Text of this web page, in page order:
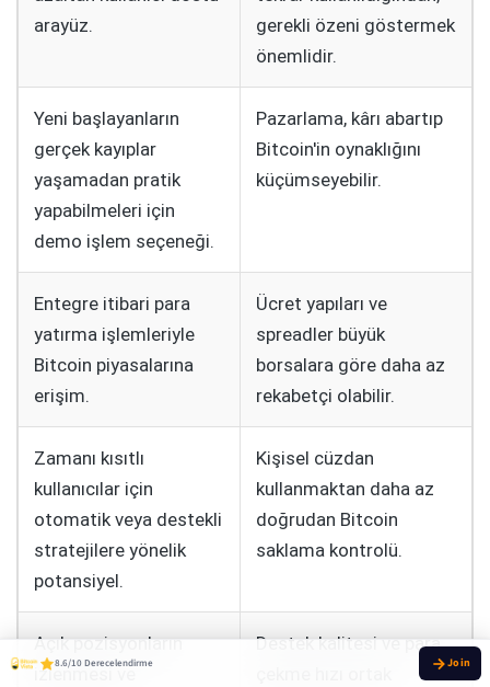
arayüz.
gerekli özeni göstermek
önemlidir.
Yeni başlayanların
gerçek kayıplar
yaşamadan pratik
yapabilmeleri için
demo işlem seçeneği.
Pazarlama, kârı abartıp
Bitcoin'in oynaklığını
küçümseyebilir.
Entegre itibari para
yatırma işlemleriyle
Bitcoin piyasalarına
erişim.
Ücret yapıları ve
spreadler büyük
borsalara göre daha az
rekabetçi olabilir.
Zamanı kısıtlı
kullanıcılar için
otomatik veya destekli
stratejilere yönelik
potansiyel.
Kişisel cüzdan
kullanmaktan daha az
doğrudan Bitcoin
saklama kontrolü.
Açık pozisyonların
izlenmesi ve
Destek kalitesi ve para
8.6/10 Derecelendirme